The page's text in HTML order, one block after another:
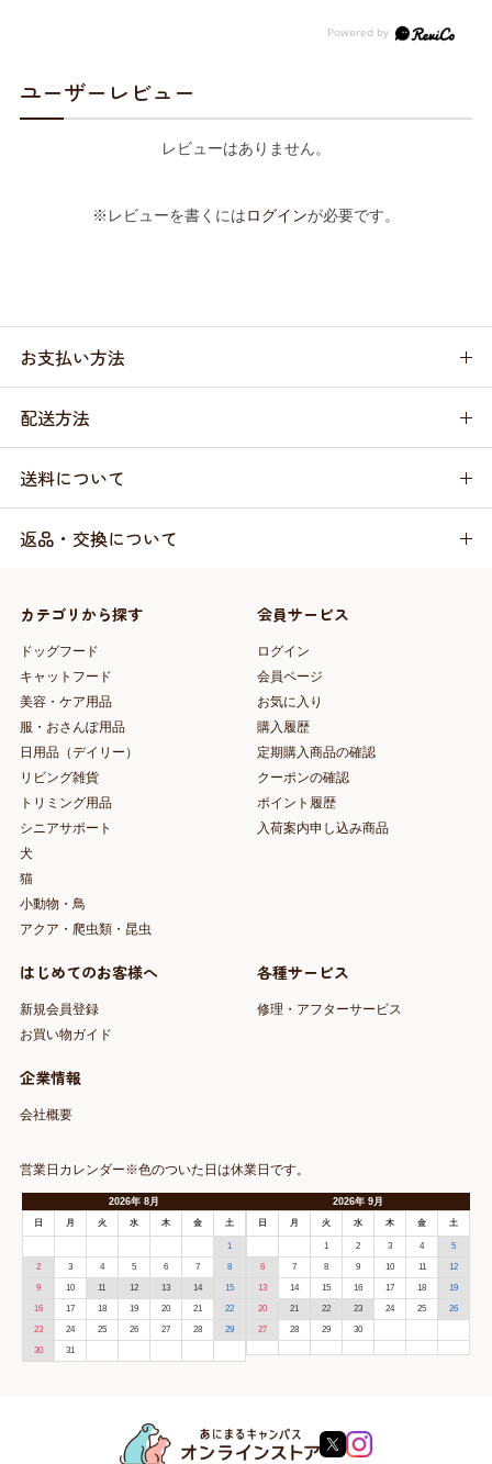
ユーザーレビュー
レビューはありません。
※レビューを書くにはログインが必要です。
お支払い方法
配送方法
送料について
返品・交換について
カテゴリから探す
ドッグフード
キャットフード
美容・ケア用品
服・おさんぽ用品
日用品（デイリー）
リビング雑貨
トリミング用品
シニアサポート
犬
猫
小動物・鳥
アクア・爬虫類・昆虫
会員サービス
ログイン
会員ページ
お気に入り
購入履歴
定期購入商品の確認
クーポンの確認
ポイント履歴
入荷案内申し込み商品
はじめてのお客様へ
新規会員登録
お買い物ガイド
各種サービス
修理・アフターサービス
企業情報
会社概要
営業日カレンダー※色のついた日は休業日です。
2026年 8月
日 月 火 水 木 金 土
1
2 3 4 5 6 7 8
9 10 11 12 13 14 15
16 17 18 19 20 21 22
23 24 25 26 27 28 29
30 31
2026年9月
日 月 火 水 木 金 土
1 2 3 4 5
6 7 8 9 10 11 12
13 14 15 16 17 18 19
20 21 22 23 24 25 26
27 28 29 30